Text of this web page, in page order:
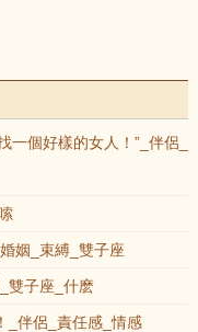
個好樣的女人！”_伴侶_
姻_束縛_雙子座
雙子座_什麽
_伴侶_責任感_情感